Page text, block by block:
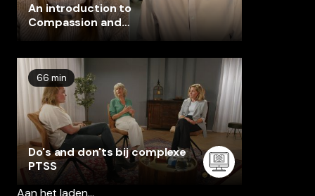
An introduction to
Compassion and
Compassion-Focused
66 min
Do's and don'ts bij complexe
PTSS
Aan het laden…